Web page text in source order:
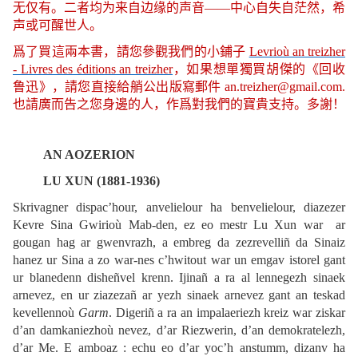
无仅有。二者均为来自边缘的声音——中心自失自茫然，希
声或可醒世人。
爲了買這兩本書，請您參觀我們的小鋪子 Levrioù an treizher
- Livres des éditions an treizher，如果想單獨買胡傑的《回收
鲁迅》，請您直接給艄公出版寫郵件 an.treizher@gmail.com.
也請廣而告之您身邊的人，作爲對我們的寶貴支持。多謝！
AN AOZERION
LU XUN (1881-1936)
Skrivagner dispac’hour, anvelielour ha benvelielour, diazezer
Kevre Sina Gwirioù Mab-den, ez eo mestr Lu Xun war ar
gougan hag ar gwenvrazh, a embreg da zezrevelliñ da Sinaiz
hanez ur Sina a zo war-nes c’hwitout war un emgav istorel gant
ur blanedenn disheñvel krenn. Ijinañ a ra al lennegezh sinaek
arnevez, en ur ziazezañ ar yezh sinaek arnevez gant an teskad
kevellennoù Garm. Digeriñ a ra an impalaeriezh kreiz war ziskar
d’an damkaniezhoù nevez, d’ar Riezwerin, d’an demokratelezh,
d’ar Me. E amboaz : echu eo d’ar yoc’h anstumm, dizanv ha